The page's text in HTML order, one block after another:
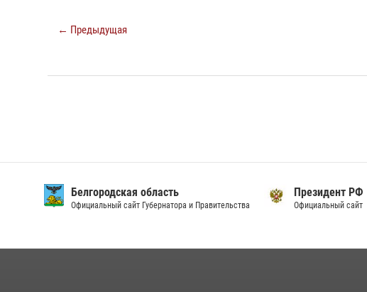
← Предыдущая
Белгородская область
Официальный сайт Губернатора и Правительства
Президент РФ
Официальный сайт